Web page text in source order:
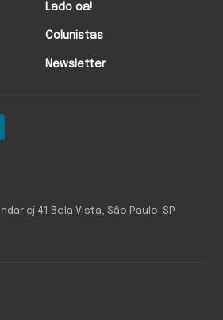
cj 41 Bela Vista, São Paulo-SP
Lado oa!
Colunistas
Newsletter